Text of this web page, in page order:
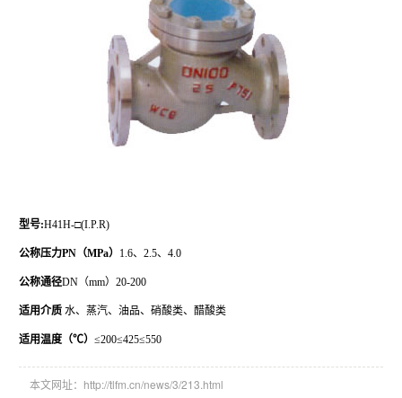
型号:H41H-□(I.P.R)
公称压力PN（MPa） 1.6、2.5、4.0
公称通径DN（mm）20-200
适用介质 水、蒸汽、油品、硝酸类、醋酸类
适用温度（℃） ≤200≤425≤550
本文网址：http://tlfm.cn/news/3/213.html